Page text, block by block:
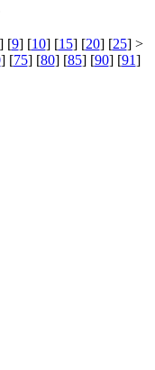
[9] [10] [15] [20] [25] >
] [75] [80] [85] [90] [91]